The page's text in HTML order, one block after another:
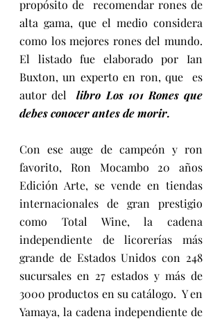
propósito de  recomendar rones de
alta gama, que el medio considera
como los mejores rones del mundo.
El listado fue elaborado por Ian
Buxton, un experto en ron, que  es
autor del libro Los 101 Rones que
debes conocer antes de morir.
Con ese auge de campeón y ron
favorito, Ron Mocambo 20 años
Edición Arte, se vende en tiendas
internacionales de gran prestigio
como Total Wine, la cadena
independiente de licorerías más
grande de Estados Unidos con 248
sucursales en 27 estados y más de
3000 productos en su catálogo.  Y en
Yamaya, la cadena independiente de